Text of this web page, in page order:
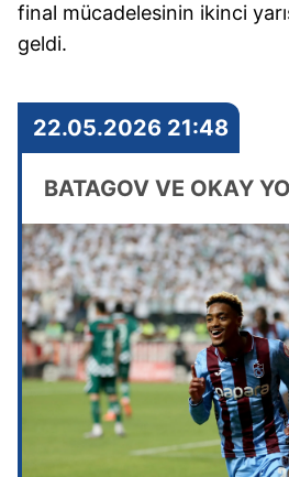
final mücadelesinin ikinci
geldi.
22.05.2026 21:48
BATAGOV VE OKAY